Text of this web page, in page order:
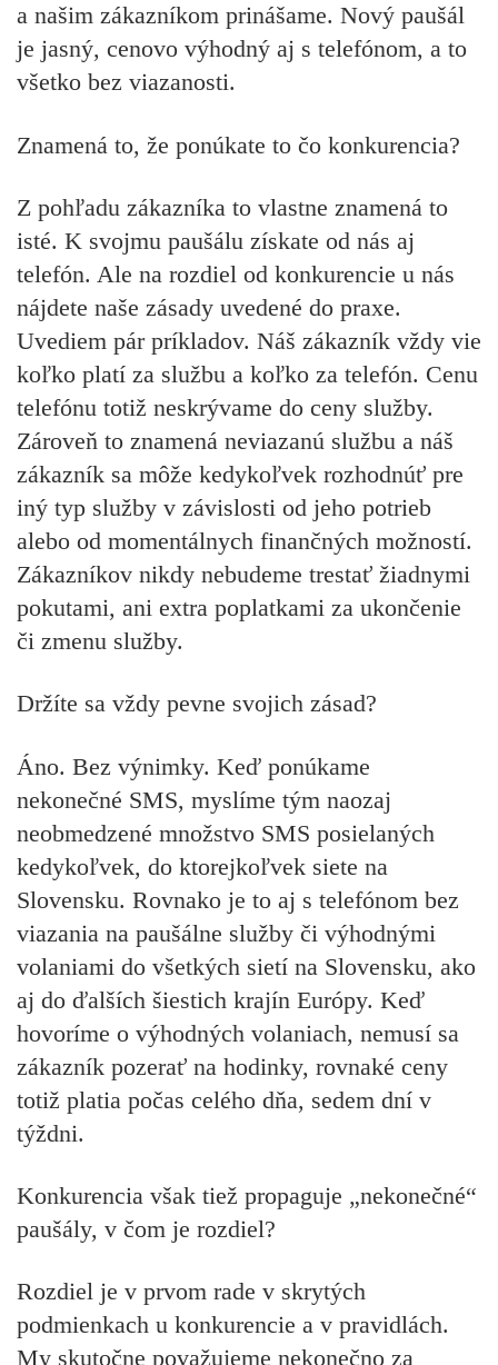
a našim zákazníkom prinášame. Nový paušál
je jasný, cenovo výhodný aj s telefónom, a to
všetko bez viazanosti.
Znamená to, že ponúkate to čo konkurencia?
Z pohľadu zákazníka to vlastne znamená to
isté. K svojmu paušálu získate od nás aj
telefón. Ale na rozdiel od konkurencie u nás
nájdete naše zásady uvedené do praxe.
Uvediem pár príkladov. Náš zákazník vždy vie
koľko platí za službu a koľko za telefón. Cenu
telefónu totiž neskrývame do ceny služby.
Zároveň to znamená neviazanú službu a náš
zákazník sa môže kedykoľvek rozhodnúť pre
iný typ služby v závislosti od jeho potrieb
alebo od momentálnych finančných možností.
Zákazníkov nikdy nebudeme trestať žiadnymi
pokutami, ani extra poplatkami za ukončenie
či zmenu služby.
Držíte sa vždy pevne svojich zásad?
Áno. Bez výnimky. Keď ponúkame
nekonečné SMS, myslíme tým naozaj
neobmedzené množstvo SMS posielaných
kedykoľvek, do ktorejkoľvek siete na
Slovensku. Rovnako je to aj s telefónom bez
viazania na paušálne služby či výhodnými
volaniami do všetkých sietí na Slovensku, ako
aj do ďalších šiestich krajín Európy. Keď
hovoríme o výhodných volaniach, nemusí sa
zákazník pozerať na hodinky, rovnaké ceny
totiž platia počas celého dňa, sedem dní v
týždni.
Konkurencia však tiež propaguje „nekonečné“
paušály, v čom je rozdiel?
Rozdiel je v prvom rade v skrytých
podmienkach u konkurencie a v pravidlách.
My skutočne považujeme nekonečno za